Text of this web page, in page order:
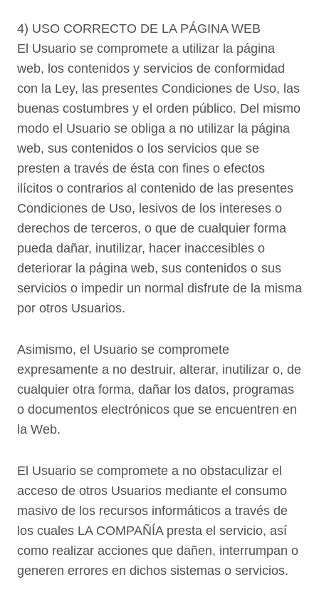
4) USO CORRECTO DE LA PÁGINA WEB
El Usuario se compromete a utilizar la página
web, los contenidos y servicios de conformidad
con la Ley, las presentes Condiciones de Uso, las
buenas costumbres y el orden público. Del mismo
modo el Usuario se obliga a no utilizar la página
web, sus contenidos o los servicios que se
presten a través de ésta con fines o efectos
ilícitos o contrarios al contenido de las presentes
Condiciones de Uso, lesivos de los intereses o
derechos de terceros, o que de cualquier forma
pueda dañar, inutilizar, hacer inaccesibles o
deteriorar la página web, sus contenidos o sus
servicios o impedir un normal disfrute de la misma
por otros Usuarios.
Asimismo, el Usuario se compromete
expresamente a no destruir, alterar, inutilizar o, de
cualquier otra forma, dañar los datos, programas
o documentos electrónicos que se encuentren en
la Web.
El Usuario se compromete a no obstaculizar el
acceso de otros Usuarios mediante el consumo
masivo de los recursos informáticos a través de
los cuales LA COMPAÑÍA presta el servicio, así
como realizar acciones que dañen, interrumpan o
generen errores en dichos sistemas o servicios.